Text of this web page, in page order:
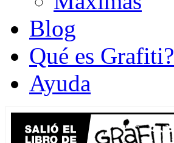
Blog
Qué es Grafiti?
Ayuda